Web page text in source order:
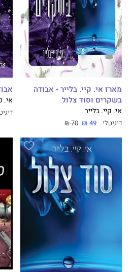
מארז אי. קיי. בלייר - אבודה
בשקרים וסוד צלול
אי. קיי. בלייר
דיגיטלי 49 ₪
70 ₪
אי.